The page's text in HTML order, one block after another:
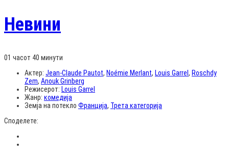
Невини
01 часот 40 минути
Актер: Jean-Claude Pautot, Noémie Merlant, Louis Garrel , Roschdy
Zem, Anouk Grinberg
Режисерот: Louis Garrel
Жанр: комедија
Земја на потекло Франција, Трета категорија
Споделете: